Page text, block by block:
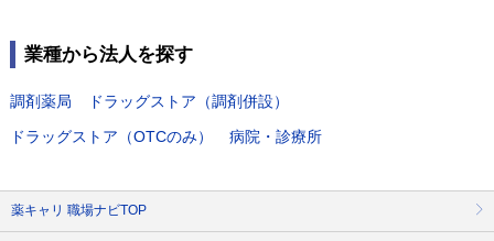
業種から法人を探す
調剤薬局
ドラッグストア（調剤併設）
ドラッグストア（OTCのみ）
病院・診療所
薬キャリ 職場ナビTOP